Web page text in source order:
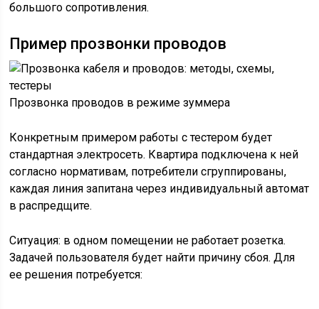
большого сопротивления.
Пример прозвонки проводов
Прозвонка проводов в режиме зуммера
Конкретным примером работы с тестером будет
стандартная электросеть. Квартира подключена к ней
согласно нормативам, потребители сгруппированы,
каждая линия запитана через индивидуальный автомат
в распредщите.
Ситуация: в одном помещении не работает розетка.
Задачей пользователя будет найти причину сбоя. Для
ее решения потребуется: